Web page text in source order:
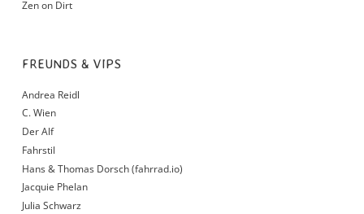
Zen on Dirt
FREUNDS & VIPS
Andrea Reidl
C. Wien
Der Alf
Fahrstil
Hans & Thomas Dorsch (fahrrad.io)
Jacquie Phelan
Julia Schwarz